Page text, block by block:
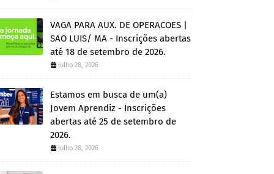
VAGA PARA AUX. DE OPERACOES |
SAO LUIS/ MA - Inscrições abertas
até 18 de setembro de 2026.
julho 28, 2026
Estamos em busca de um(a)
Jovem Aprendiz - Inscrições
abertas até 25 de setembro de
2026.
julho 28, 2026